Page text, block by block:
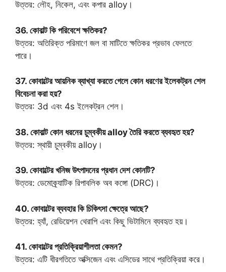
উত্তর: লৌহ, নিকেল, এবং কপার alloy।
36. কোবাল্ট কি পরিবেশে ক্ষতিকর?
উত্তর: অতিরিক্ত পরিমাণে জল বা মাটিতে ক্ষতিকর প্রভাব ফেলতে
পারে।
37. কোবাল্টের আয়নিক ব্যাখ্যা করতে গেলে কোন ধরণের ইলেকট্রন শেল
বিবেচনা করা হয়?
উত্তর: 3d এবং 4s ইলেকট্রন শেল।
38. কোবাল্ট কোন ধরনের চুম্বকীয় alloy তৈরি করতে ব্যবহৃত হয়?
উত্তর: স্থায়ী চুম্বকীয় alloy।
39. কোবাল্টের খনিজ উৎপাদনের প্রধান দেশ কোনটি?
উত্তর: ডেমোক্র্যাটিক রিপাবলিক অব কঙ্গো (DRC)।
40. কোবাল্টের ব্যবহার কি চিকিৎসা ক্ষেত্রে আছে?
উত্তর: হ্যাঁ, রেডিয়েশন থেরাপি এবং কিছু ভিটামিনে ব্যবহৃত হয়।
41. কোবাল্টের প্রতিক্রিয়াশীলতা কেমন?
উত্তর: এটি ধীরগতিতে অক্সিজেন এবং এসিডের সাথে প্রতিক্রিয়া করে।